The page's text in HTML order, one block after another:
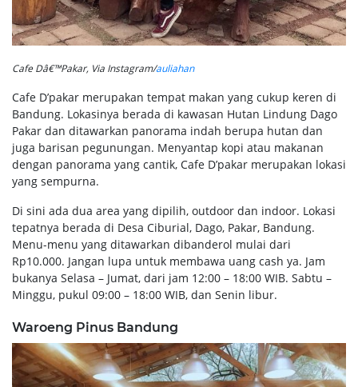
Cafe Dâ€™Pakar, Via Instagram/auliahan
Cafe D’pakar merupakan tempat makan yang cukup keren di
Bandung. Lokasinya berada di kawasan Hutan Lindung Dago
Pakar dan ditawarkan panorama indah berupa hutan dan
juga barisan pegunungan. Menyantap kopi atau makanan
dengan panorama yang cantik, Cafe D’pakar merupakan lokasi
yang sempurna.
Di sini ada dua area yang dipilih, outdoor dan indoor. Lokasi
tepatnya berada di Desa Ciburial, Dago, Pakar, Bandung.
Menu-menu yang ditawarkan dibanderol mulai dari
Rp10.000. Jangan lupa untuk membawa uang cash ya. Jam
bukanya Selasa – Jumat, dari jam 12:00 – 18:00 WIB. Sabtu –
Minggu, pukul 09:00 – 18:00 WIB, dan Senin libur.
Waroeng Pinus Bandung